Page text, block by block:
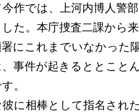
作では、上河内博人警
た。本庁捜査二課から
署にこれまでいなかった
事件が起きるととこと
。
に相棒として指名され